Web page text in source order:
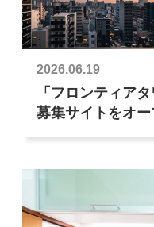
2026.06.19
「フロンティア
募集サイトをオー